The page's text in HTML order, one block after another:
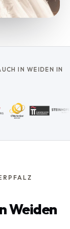
IN WEIDEN IN
Weiden